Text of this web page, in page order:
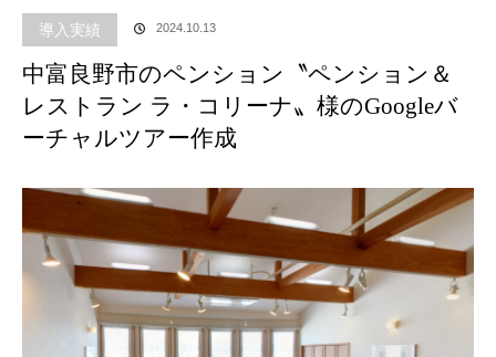
導入実績 2024.10.13
中富良野市のペンション〝ペンション＆
レストラン ラ・コリーナ〟様のGoogleバ
ーチャルツアー作成